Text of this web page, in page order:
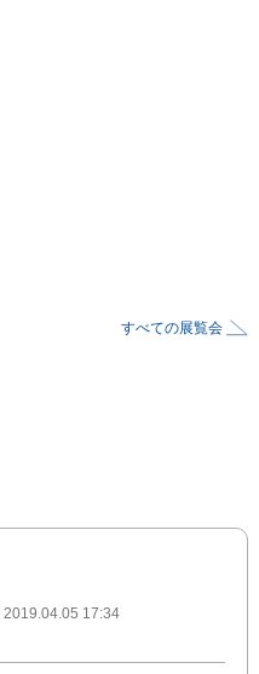
すべての展覧会
2019.04.05 17:34